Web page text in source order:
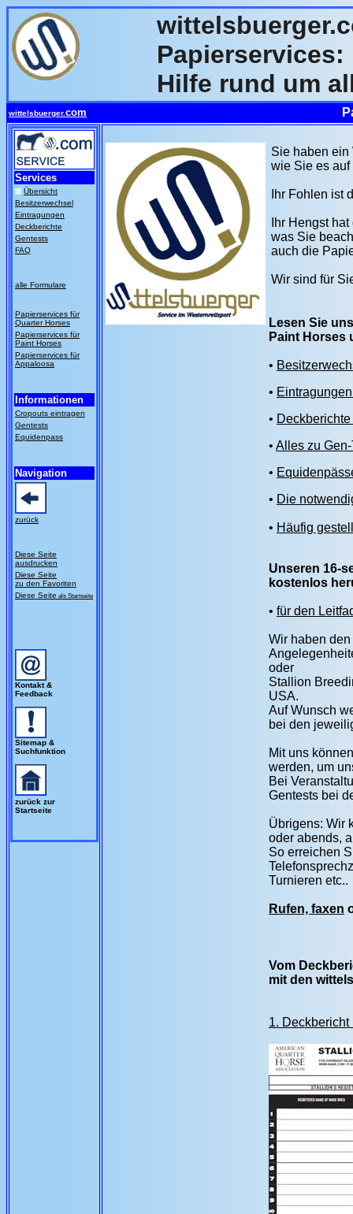
Papierservices:
Hilfe rund um
wittelsbuerger.com
Services
Übersicht
Besitzerwechsel
Eintragungen
Deckberichte
Gentests
FAQ
alle Formulare
Papierservices für
Quarter Horses
Papierservices für
Paint Horses
Papierservices für
Appaloosa
Informationen
Cropouts eintragen
Gentests
Equidenpass
Navigation
zurück
Diese Seite
ausdrucken
Diese Seite
zu den Favoriten
Diese Seite als Startseite
Kontakt &
Feedback
Sitemap &
Suchfunktion
zurück zur
Startseite
Sie haben ein
wie Sie es
Ihr Fohlen ist
Ihr Hengst
was Sie
auch die
Wir sind für
Lesen Sie
Paint Horses
•
•
•
• Alles zu
•
• Die
• Häufig
Unseren 16-
kostenlos
• für den
Wir haben
oder
Stallion
USA.
Auf Wunsch
bei den
Mit uns
werden, um
Bei
Gentests bei
Übrigens: Wir
oder abends,
So erreichen
Turnieren etc..
Rufen, faxen
Vom
mit den
1.